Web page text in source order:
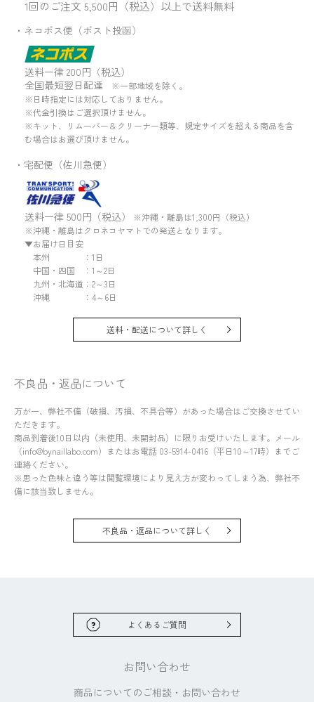
1回のご注文 5,500円（税込）以上で送料無料
・ネコポス便（ポスト投函）
送料一律 200円（税込）
全国最短翌日配達 ※一部地域を除く。
※日時指定には対応しておりません。
※代金引換はご選択頂けません。
※キット、リムーバー＆クリーナー類等、規定サイズを超える商品を含
む場合はお選び頂けません。
・宅配便（佐川急便）
送料一律 500円（税込）
※沖縄・離島は1,300円（税込）
※沖縄・離島はクロネコヤマトでの発送となります。
▼お届け日目安
本州 ：1日
中国・四国 ：1～2日
九州・北海道：2～3日
沖縄 ：4～6日
送料・配送について詳しく
不良品・返品について
万が一、弊社不備（破損、汚損、不具合等）があった場合はご交換させてい
ただきます。
商品到着後10日以内（未使用、未開封品）に限りお受けいたします。メール
（info@bynaillabo.com）またはお電話 03-5914-0416（平日10～17時）までご
連絡ください。
※思った色味と違う等は閲覧環境により見え方が変わってしまう為、弊社不
備に該当致しません。
不良品・返品について詳しく
よくあるご質問
お問い合わせ
商品についてのご相談・ お問い合わせ